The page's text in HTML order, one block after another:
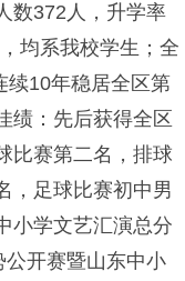
数372人，升学率
均系我校学生；全
续10年稳居全区第
绩：先后获得全区
比赛第二名，排球
，足球比赛初中男
小学文艺汇演总分
公开赛暨山东中小